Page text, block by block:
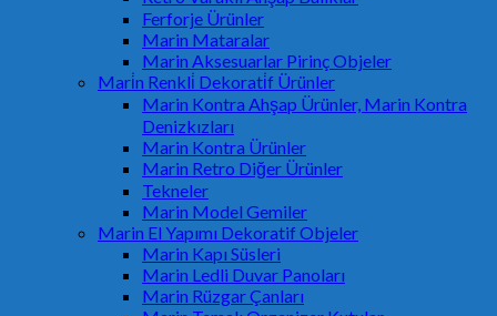
Ferforje Ürünler
Marin Mataralar
Marin Aksesuarlar Pirinç Objeler
Mari̇n Renkli̇ Dekorati̇f Ürünler
Marin Kontra Ahşap Ürünler, Marin Kontra
Denizkızları
Marin Kontra Ürünler
Marin Retro Diğer Ürünler
Tekneler
Marin Model Gemiler
Marin El Yapımı Dekoratif Objeler
Marin Kapı Süsleri
Marin Ledli Duvar Panoları
Marin Rüzgar Çanları